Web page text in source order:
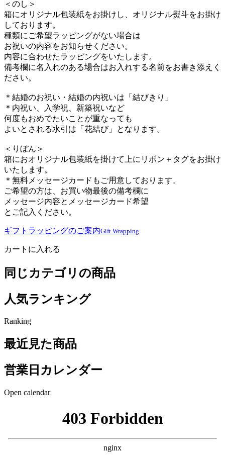
＜のし＞
箱にオリジナル包装紙をお掛けし、オリジナル熨斗をお掛け
しております。
種類にご希望ラッピングがない場合は
お祝いの内容をお知らせください。
内容に合わせたラッピングをいたします。
備考欄に名入れのある場合はお入れする名前をお書き添えく
ださい。
＊結婚のお祝い・結婚の内祝いは「結びきり」
＊内祝い、入学祝、新築祝いなど
何度もおめでたいことが重なっても
よいとされる水引は「花結び」となります。
＜りぼん＞
箱におオリジナル包装紙を掛けて上にリボン＋タグをお掛け
いたします。
＊無料メッセージカードもご用意しております。
ご希望の方は、お買い物最後の備考欄に
メッセージ内容とメッセージカード希望
とご記入ください。
ギフトラッピングのご案内Gift Wrapping
カートに入れる
同じカテゴリの商品
人気ランキング
Ranking
最近見た商品
営業日カレンダー
Open calendar